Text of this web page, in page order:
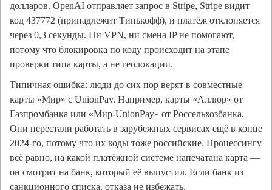
долларов. OpenAI отправляет запрос в Stripe, Stripe видит
код 437772 (принадлежит Тинькофф), и платёж отклоняется
через 0,3 секунды. Ни VPN, ни смена IP не помогают,
потому что блокировка по коду происходит на этапе
проверки типа карты, а не геолокации.
Типичная ошибка: люди до сих пор верят в совместные
карты «Мир» с UnionPay. Например, карты «Аллюр» от
Газпромбанка или «Мир-UnionPay» от Россельхозбанка.
Они перестали работать в зарубежных сервисах ещё в конце
2024-го, потому что их коды тоже российские. Процессингу
всё равно, на какой платёжной системе напечатана карта —
он смотрит на банк, который её выпустил. Если банк из
санкционного списка, отказа не избежать.